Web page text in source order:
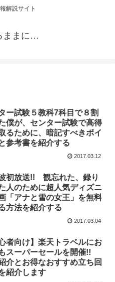
解説サイト
ままに…
ー試験５教科7科目で８割
僕が、センター試験で高得
るために、暗記すべきポイ
参考書を紹介する
2017.03.12
初放送!! 観忘れた、録り
人のために超人気ディズニ
「アナと雪の女王」を無料
方法を紹介する
2017.03.04
心者向け】楽天トラベルにお
スーパーセールを開催!!
介とお得なおすすめ立ち回
紹介します